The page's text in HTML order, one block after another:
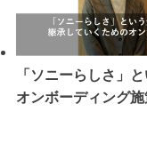
「ソニーらしさ」
オンボーディング